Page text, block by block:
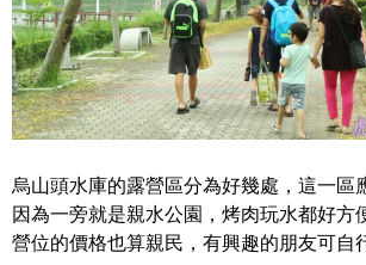
烏山頭水庫的露營區分為好幾處，這一區
因為一旁就是親水公園，烤肉玩水都好方
營位的價格也算親民，有興趣的朋友可自